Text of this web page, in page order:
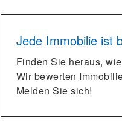
Jede Immobilie ist
Finden Sie heraus,
Wir bewerten
Melden Sie sich!